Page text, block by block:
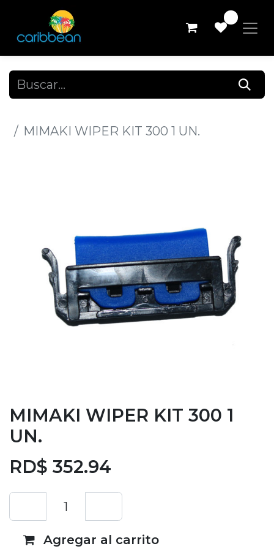
MIMAKI WIPER KIT 300 1 UN.
MIMAKI WIPER KIT 300 1
UN.
RD$ 352.94
Agregar al carrito